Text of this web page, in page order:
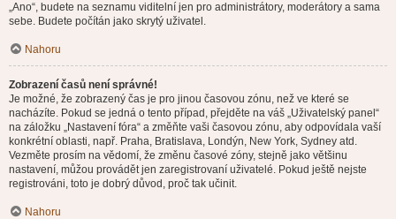
„Ano“, budete na seznamu viditelní jen pro administrátory, moderátory a sama
sebe. Budete počítán jako skrytý uživatel.
Nahoru
Zobrazení časů není správné!
Je možné, že zobrazený čas je pro jinou časovou zónu, než ve které se
nacházíte. Pokud se jedná o tento případ, přejděte na váš „Uživatelský panel“
na záložku „Nastavení fóra“ a změňte vaši časovou zónu, aby odpovídala vaší
konkrétní oblasti, např. Praha, Bratislava, Londýn, New York, Sydney atd.
Vezměte prosím na vědomí, že změnu časové zóny, stejně jako většinu
nastavení, můžou provádět jen zaregistrovaní uživatelé. Pokud ještě nejste
registrováni, toto je dobrý důvod, proč tak učinit.
Nahoru